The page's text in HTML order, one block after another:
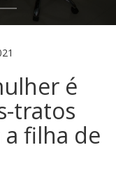
é
tratos
filha de